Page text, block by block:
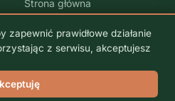
Strona główna
prawa zastrzeżone.
zapewnić prawidłowe działanie
z serwisu, akceptujesz